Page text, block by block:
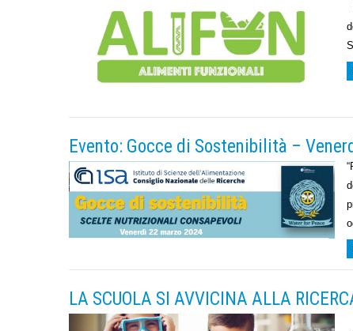
Evento: Gocce di Sostenibilità –
LA SCUOLA SI AVVICINA ALLA